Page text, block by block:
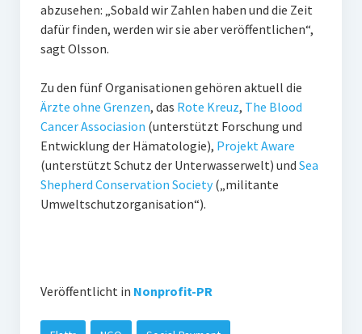
abzusehen: „Sobald wir Zahlen haben und die Zeit
dafür finden, werden wir sie aber veröffentlichen“,
sagt Olsson.
Zu den fünf Organisationen gehören aktuell die
Ärzte ohne Grenzen, das Rote Kreuz, The Blood
Cancer Associasion (unterstützt Forschung und
Entwicklung der Hämatologie), Projekt Aware
(unterstützt Schutz der Unterwasserwelt) und Sea
Shepherd Conservation Society(„militante
Umweltschutzorganisation“).
Veröffentlicht in Nonprofit-PR